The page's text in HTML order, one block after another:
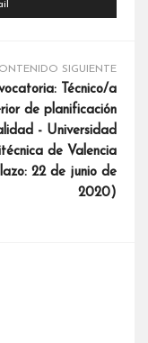
SIGUIENTE
Técnico/a
de planificación
- Universidad
de Valencia
22 de junio de
2020)